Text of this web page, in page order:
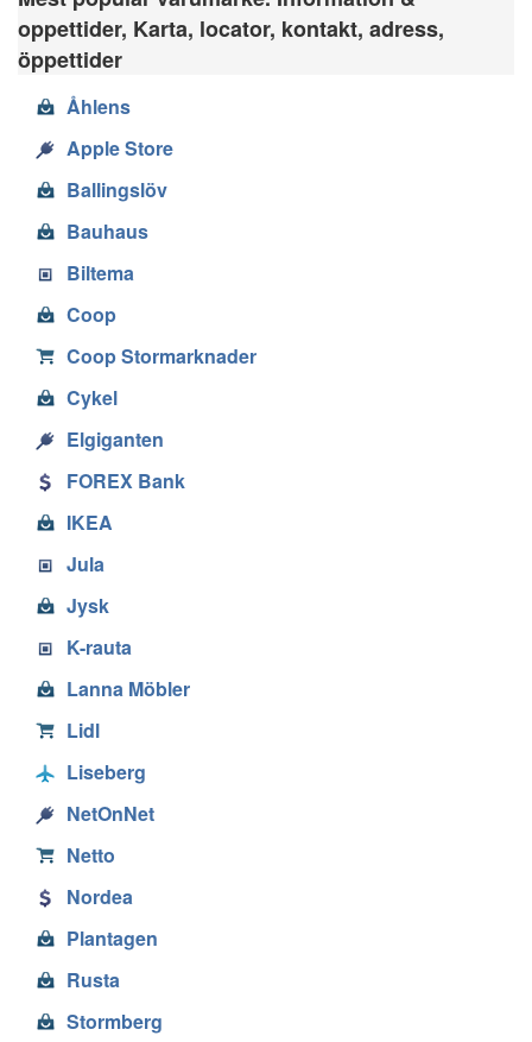
oppettider, Karta, locator, kontakt, adress,
öppettider
Åhlens
Apple Store
Ballingslöv
Bauhaus
Biltema
Coop
Coop Stormarknader
Cykel
Elgiganten
FOREX Bank
IKEA
Jula
Jysk
K-rauta
Lanna Möbler
Lidl
Liseberg
NetOnNet
Netto
Nordea
Plantagen
Rusta
Stormberg